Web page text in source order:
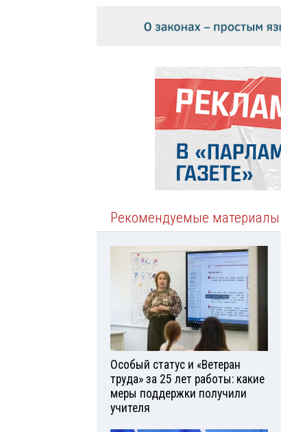
Рекомендуемые материалы
Особый статус и «Ветеран
труда» за 25 лет работы: какие
меры поддержки получили
учителя